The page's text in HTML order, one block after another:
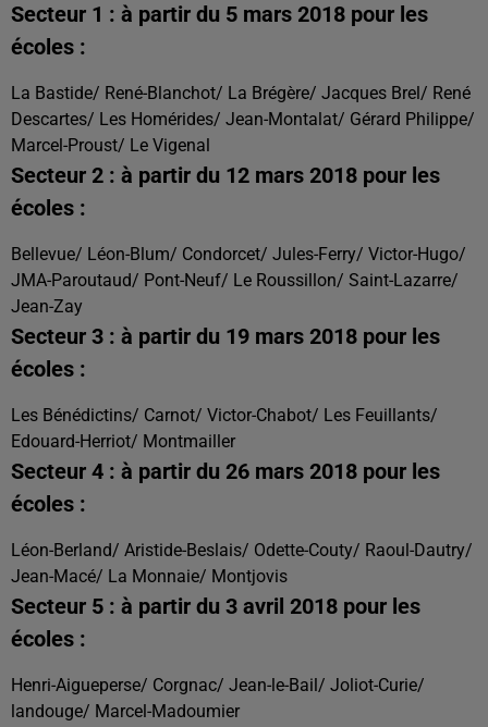
Secteur 1 : à partir du 5 mars 2018 pour les
écoles :
La Bastide/ René-Blanchot/ La Brégère/ Jacques Brel/ René
Descartes/ Les Homérides/ Jean-Montalat/ Gérard Philippe/
Marcel-Proust/ Le Vigenal
Secteur 2 : à partir du 12 mars 2018 pour les
écoles :
Bellevue/ Léon-Blum/ Condorcet/ Jules-Ferry/ Victor-Hugo/
JMA-Paroutaud/ Pont-Neuf/ Le Roussillon/ Saint-Lazarre/
Jean-Zay
Secteur 3 : à partir du 19 mars 2018 pour les
écoles :
Les Bénédictins/ Carnot/ Victor-Chabot/ Les Feuillants/
Edouard-Herriot/ Montmailler
Secteur 4 : à partir du 26 mars 2018 pour les
écoles :
Léon-Berland/ Aristide-Beslais/ Odette-Couty/ Raoul-Dautry/
Jean-Macé/ La Monnaie/ Montjovis
Secteur 5 : à partir du 3 avril 2018 pour les
écoles :
Henri-Aigueperse/ Corgnac/ Jean-le-Bail/ Joliot-Curie/
landouge/ Marcel-Madoumier